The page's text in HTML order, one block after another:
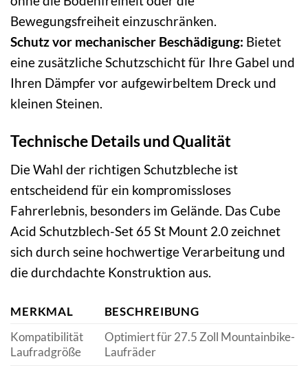
Bewegungsfreiheit einzuschränken.
Schutz vor mechanischer Beschädigung: Bietet
eine zusätzliche Schutzschicht für Ihre Gabel und
Ihren Dämpfer vor aufgewirbeltem Dreck und
kleinen Steinen.
Technische Details und Qualität
Die Wahl der richtigen Schutzbleche ist
entscheidend für ein kompromissloses
Fahrerlebnis, besonders im Gelände. Das Cube
Acid Schutzblech-Set 65 St Mount 2.0 zeichnet
sich durch seine hochwertige Verarbeitung und
die durchdachte Konstruktion aus.
MERKMAL
BESCHREIBUNG
Kompatibilität
Laufradgröße
Optimiert für 27.5 Zoll Mountainbike-
Laufräder